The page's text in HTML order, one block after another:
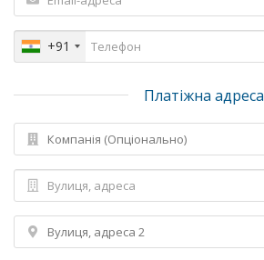
+91
Платіжна адреса